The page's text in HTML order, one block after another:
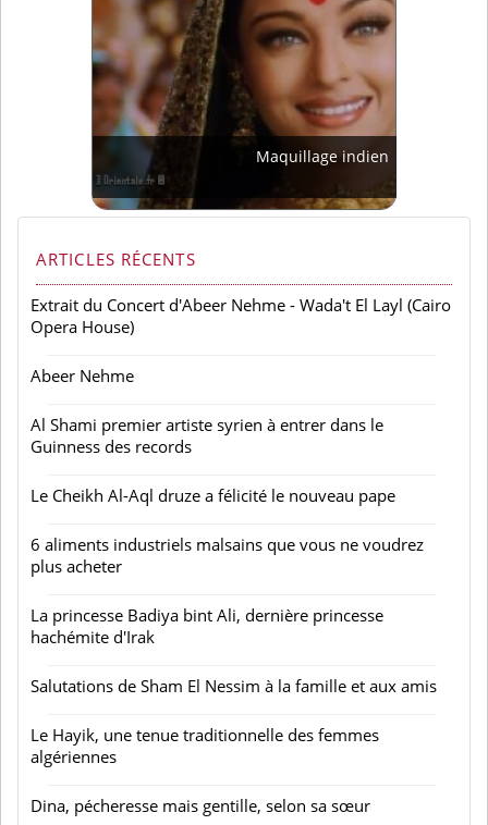
Maquillage indien
ARTICLES RÉCENTS
Extrait du Concert d'Abeer Nehme - Wada't El Layl (Cairo
Opera House)
Abeer Nehme
Al Shami premier artiste syrien à entrer dans le
Guinness des records
Le Cheikh Al-Aql druze a félicité le nouveau pape
6 aliments industriels malsains que vous ne voudrez
plus acheter
La princesse Badiya bint Ali, dernière princesse
hachémite d'Irak
Salutations de Sham El Nessim à la famille et aux amis
Le Hayik, une tenue traditionnelle des femmes
algériennes
Dina, pécheresse mais gentille, selon sa sœur